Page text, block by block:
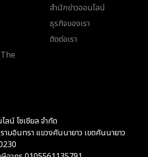
สำนักข่าวออนไลน์
ธุรกิจของเรา
ติดต่อเรา
น์ โซเชียล จำกัด
มอินทรา แขวงคันนายาว เขตคันนายาว